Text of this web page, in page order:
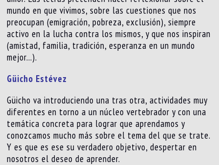
mundo en que vivimos, sobre las cuestiones que nos
preocupan (emigración, pobreza, exclusión), siempre
activo en la lucha contra los mismos, y que nos inspiran
(amistad, familia, tradición, esperanza en un mundo
mejor…).
Güicho Estévez
Güicho va introduciendo una tras otra, actividades muy
diferentes en torno a un núcleo vertebrador y con una
temática concreta para lograr que aprendamos y
conozcamos mucho más sobre el tema del que se trate.
Y es que es ese su verdadero objetivo, despertar en
nosotros el deseo de aprender.